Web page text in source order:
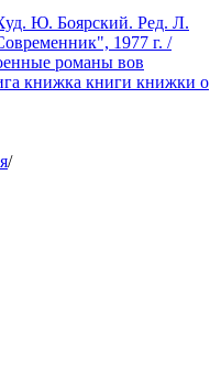
Ю. Боярский. Ред. Л.
1977 г. /
романы вов
книжка книги книжки о
/